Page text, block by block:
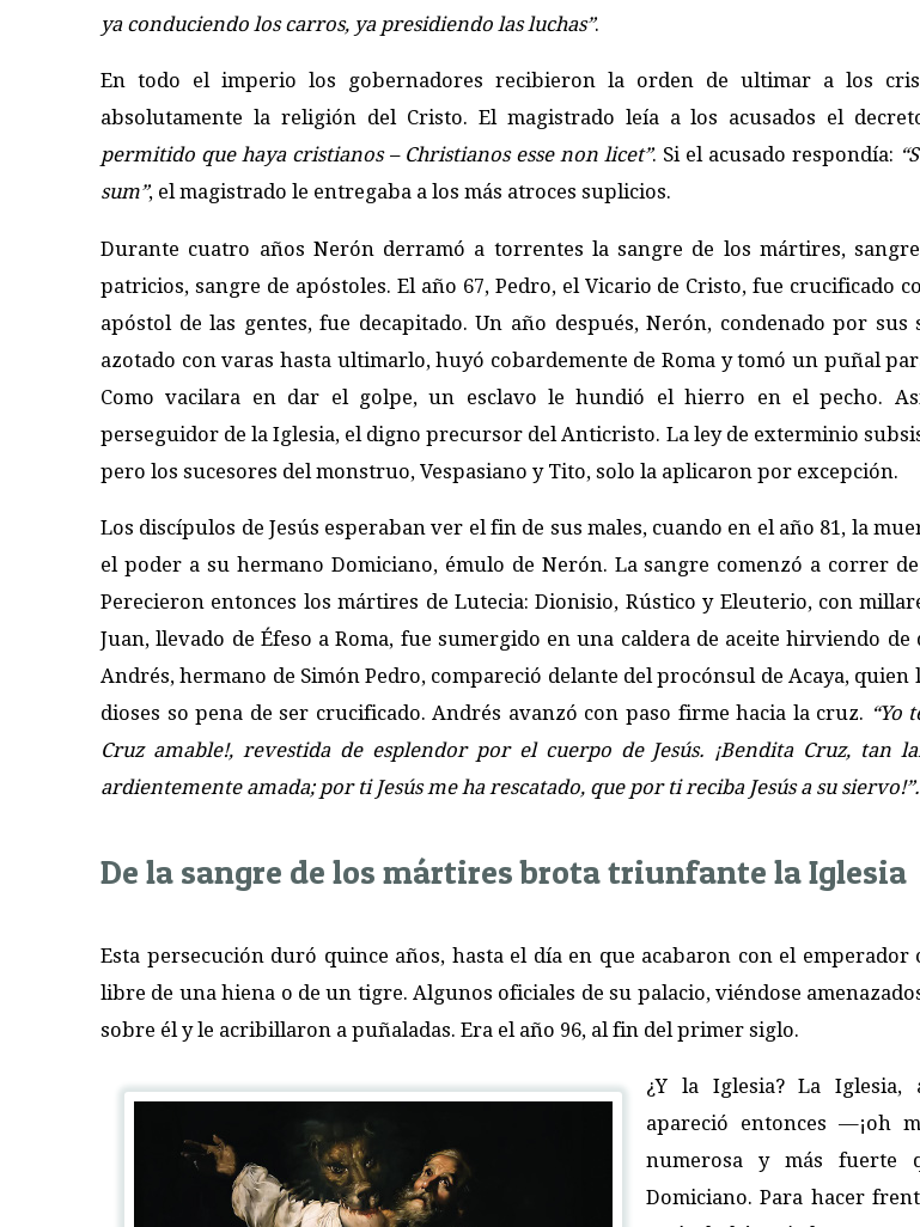
ya conduciendo los carros, ya presidiendo las luchas”.
En todo el imperio los gobernadores recibieron la orden de ultimar a los
absolutamente la religión del Cristo. El magistrado leía a los acusados el
permitido que haya cristianos – Christianos esse non licet”. Si el acusado respondía:
sum”, el magistrado le entregaba a los más atroces suplicios.
Durante cuatro años Nerón derramó a torrentes la sangre de los mártires,
patricios, sangre de apóstoles. El año 67, Pedro, el Vicario de Cristo, fue crucificado
apóstol de las gentes, fue decapitado. Un año después, Nerón, condenado por
azotado con varas hasta ultimarlo, huyó cobardemente de Roma y tomó un puñal
Como vacilara en dar el golpe, un esclavo le hundió el hierro en el pecho.
perseguidor de la Iglesia, el digno precursor del Anticristo. La ley de exterminio
pero los sucesores del monstruo, Vespasiano y Tito, solo la aplicaron por excepción.
Los discípulos de Jesús esperaban ver el fin de sus males, cuando en el año 81, la
el poder a su hermano Domiciano, émulo de Nerón. La sangre comenzó a correr
Perecieron entonces los mártires de Lutecia: Dionisio, Rústico y Eleuterio, con
Juan, llevado de Éfeso a Roma, fue sumergido en una caldera de aceite hirviendo de
Andrés, hermano de Simón Pedro, compareció delante del procónsul de Acaya,
dioses so pena de ser crucificado. Andrés avanzó con paso firme hacia la cruz. “Yo
Cruz amable!, revestida de esplendor por el cuerpo de Jesús. ¡Bendita Cruz, tan
ardientemente amada; por ti Jesús me ha rescatado, que por ti reciba Jesús a su siervo!”.
De la sangre de los mártires brota triunfante la Iglesia
Esta persecución duró quince años, hasta el día en que acabaron con el
libre de una hiena o de un tigre. Algunos oficiales de su palacio, viéndose
sobre él y le acribillaron a puñaladas. Era el año 96, al fin del primer siglo.
¿Y la Iglesia? La Iglesia,
apareció entonces —¡oh
numerosa y más fuerte
Domiciano. Para hacer